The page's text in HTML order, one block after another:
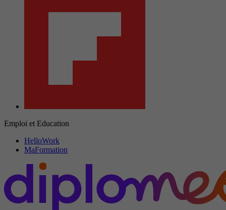
Emploi et Education
HelloWork
MaFormation